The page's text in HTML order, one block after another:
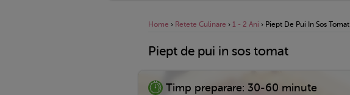
Home › Retete Culinare › 1 - 2 Ani › Piept De Pui In Sos Tomat
Piept de pui in sos tomat
Timp preparare: 30-60 minute